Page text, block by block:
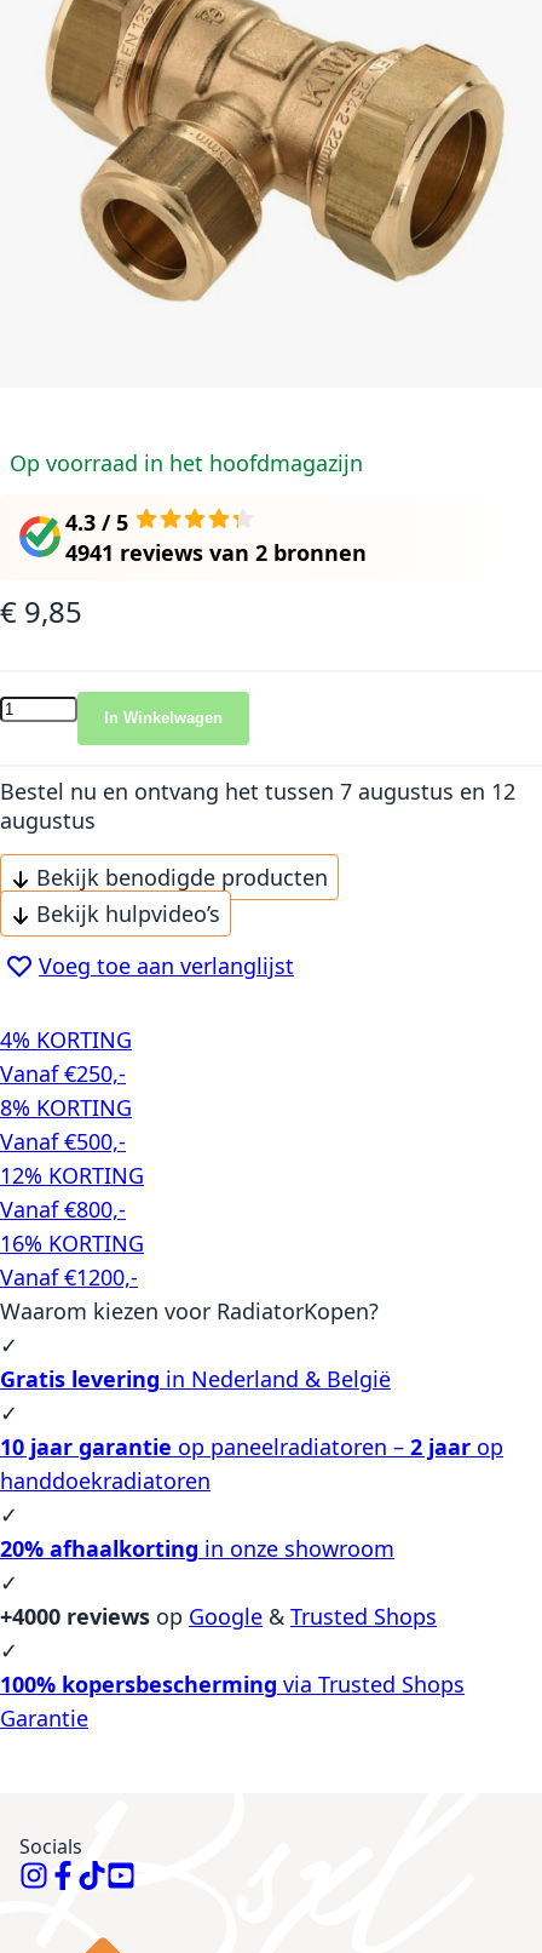
Op voorraad in het hoofdmagazijn
4.3 / 5
4941 reviews van 2 bronnen
€ 9,85
In Winkelwagen
Bestel nu en ontvang het tussen 7 augustus en 12
augustus
Bekijk benodigde producten
Bekijk hulpvideo’s
Voeg toe aan verlanglijst
4% KORTING
Vanaf €250,-
8% KORTING
Vanaf €500,-
12% KORTING
Vanaf €800,-
16% KORTING
Vanaf €1200,-
Waarom kiezen voor RadiatorKopen?
✓
Gratis levering in Nederland & België
✓
10 jaar garantie op paneelradiatoren – 2 jaar op
handdoekradiatoren
✓
20% afhaalkorting in onze showroom
✓
+4000 reviews op Google & Trusted Shops
✓
100% kopersbescherming via Trusted Shops
Garantie
Socials